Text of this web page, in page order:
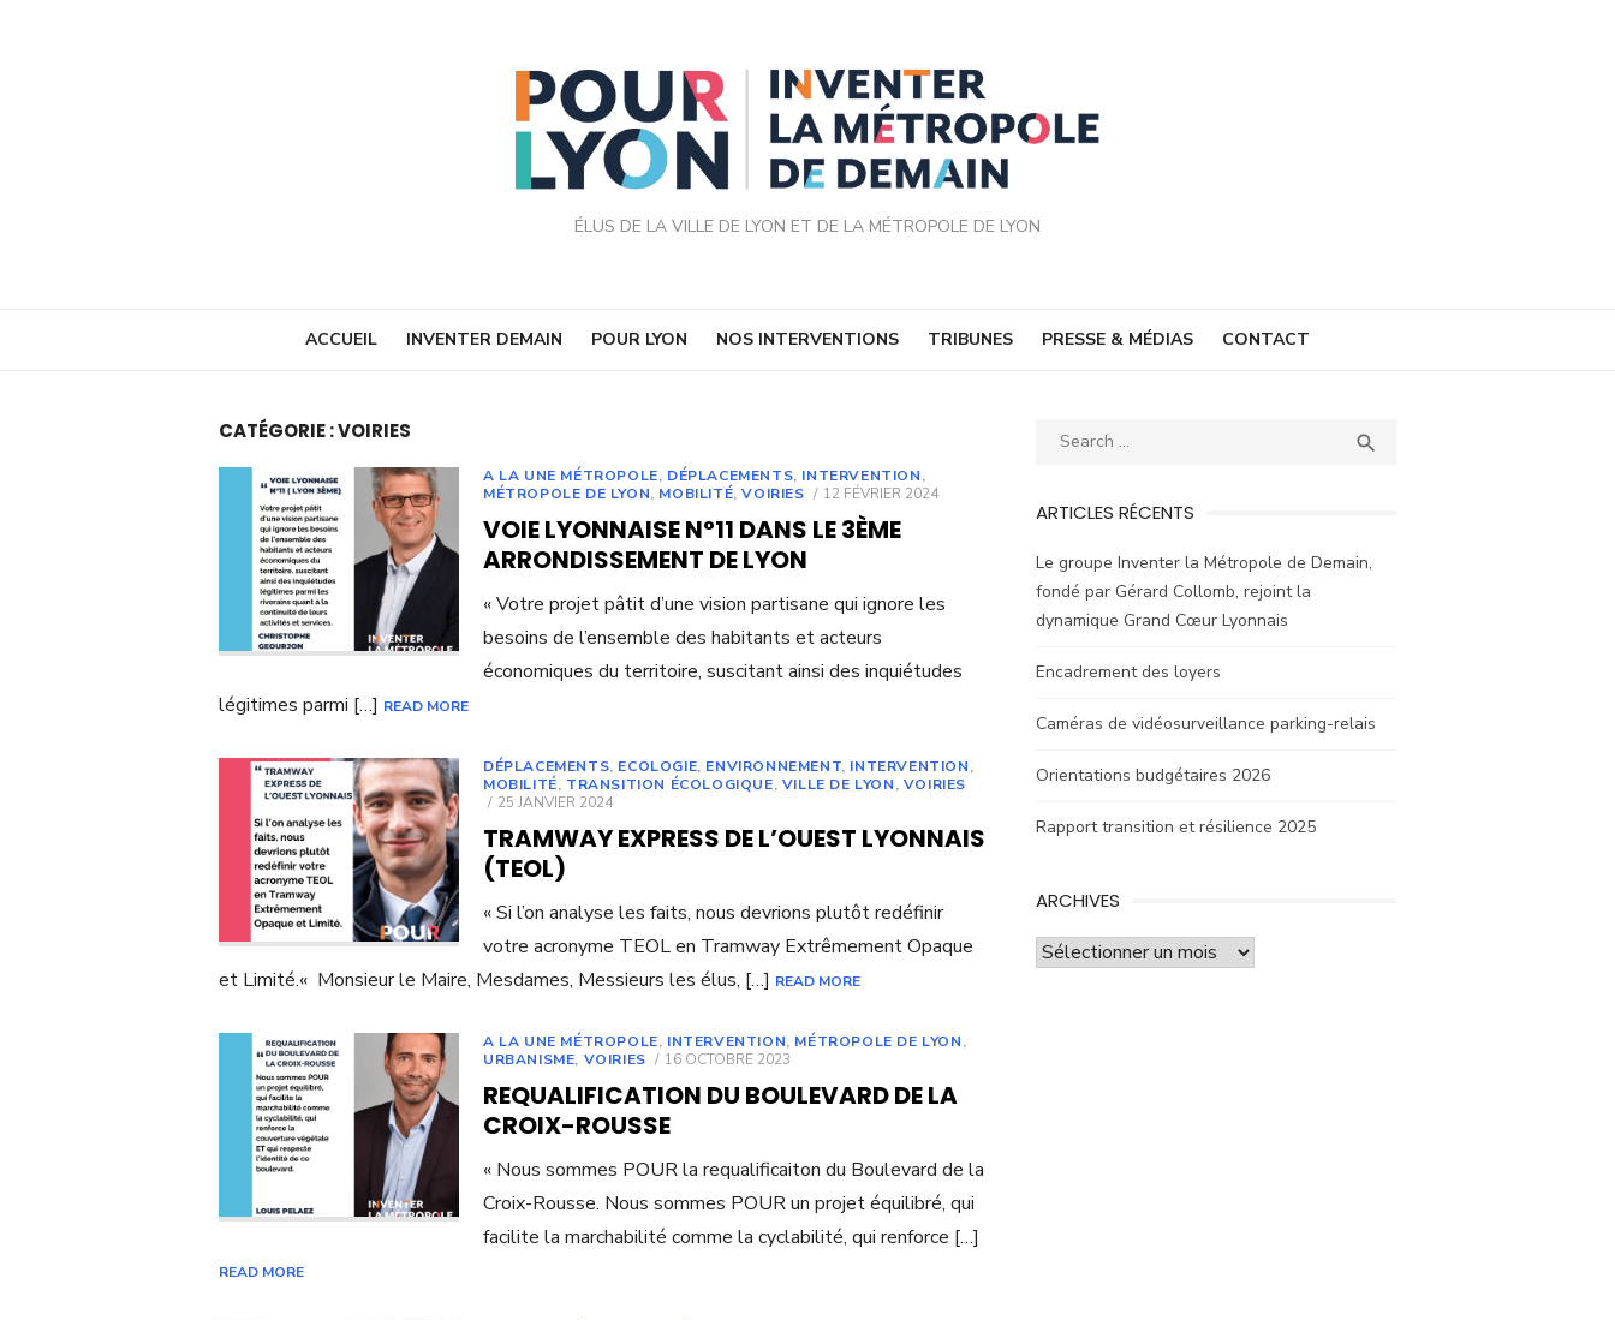
ÉLUS DE LA VILLE DE LYON ET DE LA MÉTROPOLE DE LYON
ACCUEIL INVENTER DEMAIN POUR LYON NOS INTERVENTIONS TRIBUNES PRESSE & MÉDIAS CONTACT
CATÉGORIE :VOIRIES
A LA UNE MÉTROPOLE, DÉPLACEMENTS, INTERVENTION,
MÉTROPOLE DE LYON, MOBILITÉ,VOIRIES
POSTED
12 FÉVRIER 2024
VOIE LYONNAISE N°11 DANS LE 3ÈME
ARRONDISSEMENT DE LYON
« Votre projet pâtit d’une vision partisane qui ignore les
besoins de l’ensemble des habitants et acteurs
économiques du territoire, suscitant ainsi des inquiétudes
légitimes parmi […] READ MORE
DÉPLACEMENTS, ECOLOGIE, ENVIRONNEMENT, INTERVENTION,
MOBILITÉ, TRANSITION ÉCOLOGIQUE, VILLE DE LYON, VOIRIES
POSTED
25 JANVIER 2024
TRAMWAY EXPRESS DE L’OUEST LYONNAIS
(TEOL)
« Si l’on analyse les faits, nous devrions plutôt redéfinir
votre acronyme TEOL en Tramway Extrêmement Opaque
et Limité.« Monsieur le Maire, Mesdames, Messieurs les élus, […] READ MORE
A LA UNE MÉTROPOLE, INTERVENTION, MÉTROPOLE DE LYON,
URBANISME, VOIRIES
POSTED
16 OCTOBRE 2023
REQUALIFICATION DU BOULEVARD DE LA
CROIX-ROUSSE
« Nous sommes POUR la requalificaiton du Boulevard de la
Croix-Rousse. Nous sommes POUR un projet équilibré, qui
facilite la marchabilité comme la cyclabilité, qui renforce […]
READ MORE
Search

ARTICLES RÉCENTS
Le groupe Inventer la Métropole de Demain,
fondé par Gérard Collomb, rejoint la
dynamique Grand Cœur Lyonnais
Encadrement des loyers
Caméras de vidéosurveillance parking-relais
Orientations budgétaires 2026
Rapport transition et résilience 2025
ARCHIVES
Archives